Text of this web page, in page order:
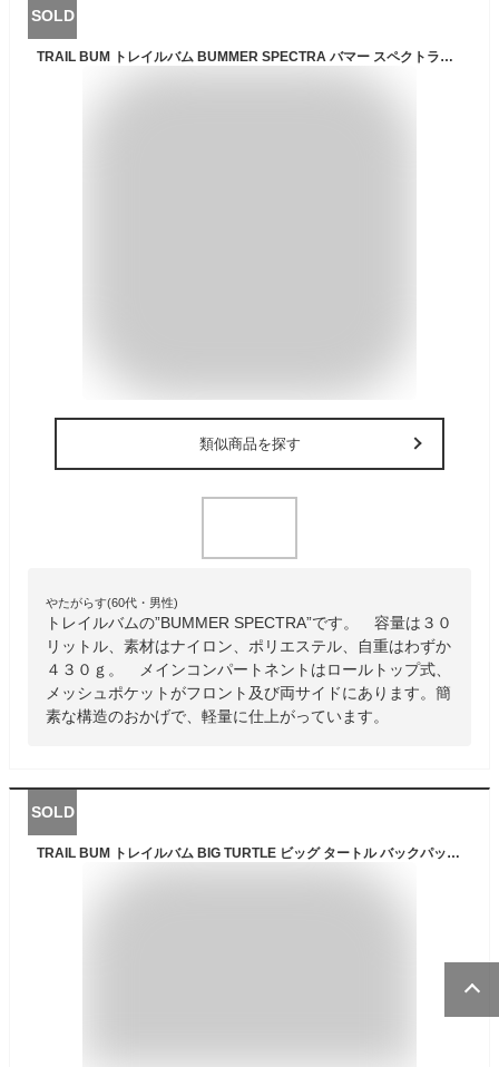
SOLD
TRAIL BUM トレイルバム BUMMER SPECTRA バマー スペクトラ【送料無料】30L バックパック 軽い BAG リュックサック ザック UL ウルトラライト 軽量 CAMP FES 登山 ハイキング 【PT10】
類似商品を探す
やたがらす(60代・男性)
トレイルバムの”BUMMER SPECTRA”です。 容量は３０
リットル、素材はナイロン、ポリエステル、自重はわずか
４３０ｇ。 メインコンパートネントはロールトップ式、
メッシュポケットがフロント及び両サイドにあります。簡
素な構造のおかげで、軽量に仕上がっています。
SOLD
TRAIL BUM トレイルバム BIG TURTLE ビッグ タートル バックパック 13～19L メンズ レディース ワンサイズ 全2色PTUP】